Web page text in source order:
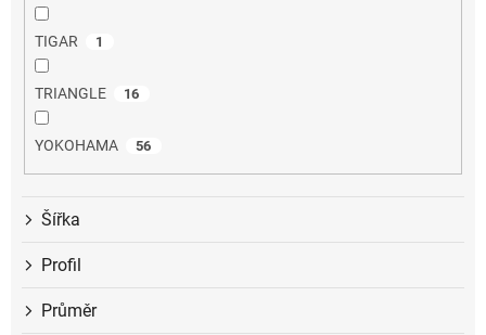
TIGAR 1
TRIANGLE 16
YOKOHAMA 56
Šířka
Profil
Průměr